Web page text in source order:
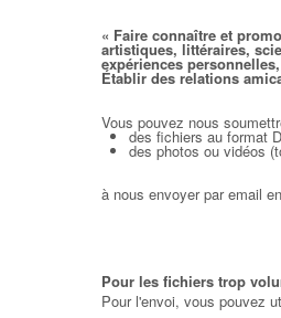
« Faire connaître et
artistiques, littéraires,
expériences
Établir des relations
Vous pouvez nous
des fichiers au format
des photos ou vidéos
à nous envoyer par email
Pour les fichiers trop
Pour l'envoi, vous pouvez